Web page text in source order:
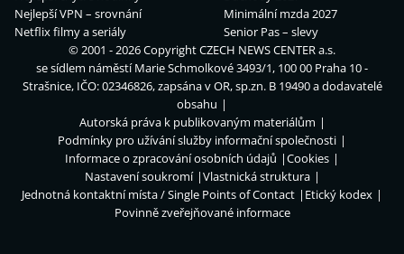
Nejlepší VPN – srovnání
Netflix filmy a seriály
Minimální mzda 2027
Senior Pas – slevy
© 2001 - 2026 CopyrightCZECH NEWS CENTER a.s.
se sídlem náměstí Marie Schmolkové 3493/1, 100 00 Praha 10 -
Strašnice, IČO: 02346826, zapsána v OR, sp.zn. B 19490 a dodavatelé
obsahu
Autorská práva k publikovaným materiálům
Podmínky pro užívání služby informační společnosti
Informace o zpracování osobních údajů
Cookies
Nastavení soukromí
Vlastnická struktura
Jednotná kontaktní místa / Single Points of Contact
Etický kodex
Povinně zveřejňované informace